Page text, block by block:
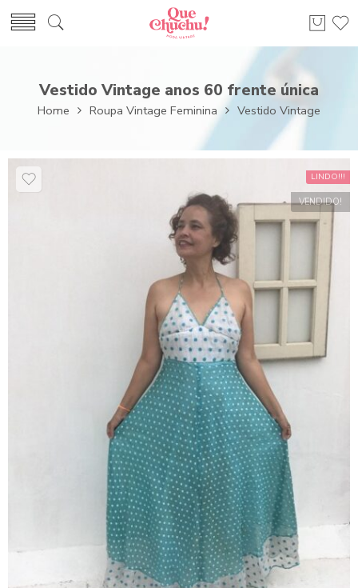
Vestido Vintage anos 60 frente única
Home Roupa Vintage Feminina Vestido Vintage
LINDO!!!
VENDIDO!